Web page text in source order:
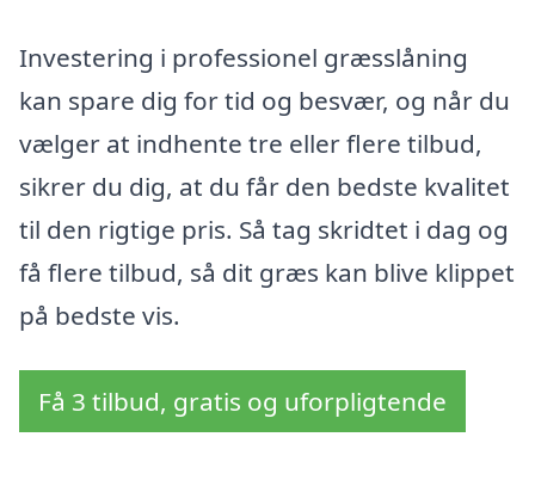
Investering i professionel græsslåning
kan spare dig for tid og besvær, og når du
vælger at indhente tre eller flere tilbud,
sikrer du dig, at du får den bedste kvalitet
til den rigtige pris. Så tag skridtet i dag og
få flere tilbud, så dit græs kan blive klippet
på bedste vis.
Få 3 tilbud, gratis og uforpligtende